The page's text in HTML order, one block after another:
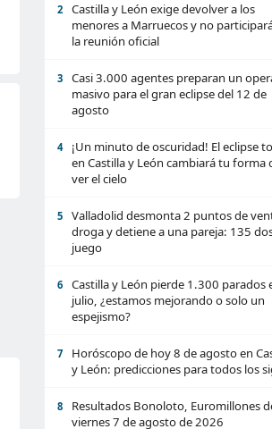
2
Castilla y León exige devolver a los
menores a Marruecos y no
la reunión oficial
3
Casi 3.000 agentes preparan un
masivo para el gran eclipse del 12 de
agosto
4
¡Un minuto de oscuridad! El eclipse
en Castilla y León cambiará tu forma
ver el cielo
5
Valladolid desmonta 2 puntos de
droga y detiene a una pareja: 135
juego
6
Castilla y León pierde 1.300 parados
julio, ¿estamos mejorando o solo un
espejismo?
7
Horóscopo de hoy 8 de agosto en
y León: predicciones para todos los
8
Resultados Bonoloto, Euromillones
viernes 7 de agosto de 2026